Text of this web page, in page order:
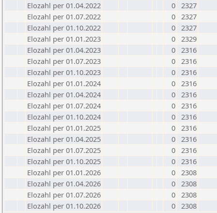
Elozahl per 01.04.2022
0 2327
Elozahl per 01.07.2022
0 2327
Elozahl per 01.10.2022
0 2327
Elozahl per 01.01.2023
0 2329
Elozahl per 01.04.2023
0 2316
Elozahl per 01.07.2023
0 2316
Elozahl per 01.10.2023
0 2316
Elozahl per 01.01.2024
0 2316
Elozahl per 01.04.2024
0 2316
Elozahl per 01.07.2024
0 2316
Elozahl per 01.10.2024
0 2316
Elozahl per 01.01.2025
0 2316
Elozahl per 01.04.2025
0 2316
Elozahl per 01.07.2025
0 2316
Elozahl per 01.10.2025
0 2316
Elozahl per 01.01.2026
0 2308
Elozahl per 01.04.2026
0 2308
Elozahl per 01.07.2026
0 2308
Elozahl per 01.10.2026
0 2308